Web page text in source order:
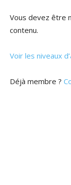
Vous devez être
contenu.
Voir les niveaux
Déjà membre ?